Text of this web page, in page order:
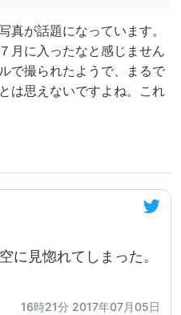
真が話題になっています。
月に入ったなと感じません
で撮られたようで、まるで
は思えないですよね。これ
に見惚れてしまった。
16時21分 2017年07月05日